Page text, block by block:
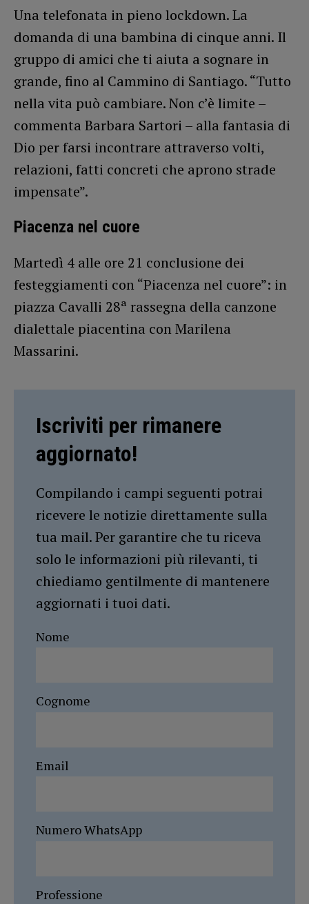
Una telefonata in pieno lockdown. La
domanda di una bambina di cinque anni. Il
gruppo di amici che ti aiuta a sognare in
grande, fino al Cammino di Santiago. “Tutto
nella vita può cambiare. Non c’è limite –
commenta Barbara Sartori – alla fantasia di
Dio per farsi incontrare attraverso volti,
relazioni, fatti concreti che aprono strade
impensate”.
Piacenza nel cuore
Martedì 4 alle ore 21 conclusione dei
festeggiamenti con “Piacenza nel cuore”: in
piazza Cavalli 28ª rassegna della canzone
dialettale piacentina con Marilena
Massarini.
Iscriviti per rimanere
aggiornato!
Compilando i campi seguenti potrai
ricevere le notizie direttamente sulla
tua mail. Per garantire che tu riceva
solo le informazioni più rilevanti, ti
chiediamo gentilmente di mantenere
aggiornati i tuoi dati.
Nome
Cognome
Email
Numero WhatsApp
Professione